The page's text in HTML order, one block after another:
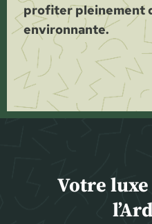
profiter pleinement
environnante.
Votre